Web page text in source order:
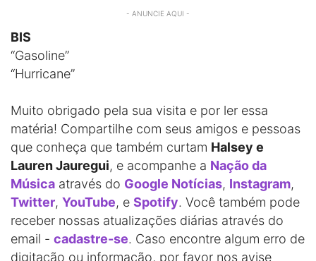
- ANUNCIE AQUI -
BIS
“Gasoline”
“Hurricane”
Muito obrigado pela sua visita e por ler essa
matéria! Compartilhe com seus amigos e pessoas
que conheça que também curtam Halsey e
Lauren Jauregui, e acompanhe a Nação da
Música através do Google Notícias, Instagram,
Twitter, YouTube, e Spotify. Você também pode
receber nossas atualizações diárias através do
email - cadastre-se. Caso encontre algum erro de
digitação ou informação, por favor nos avise